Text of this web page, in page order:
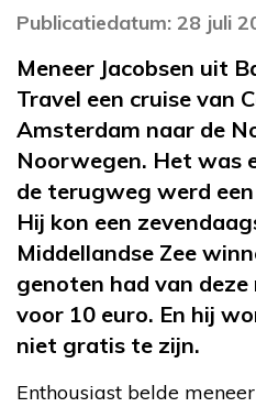
Publicatiedatum: 28 juli
Meneer Jacobsen uit
Travel een cruise van
Amsterdam naar de
Noorwegen. Het was
de terugweg werd
Hij kon een
Middellandse Zee
genoten had van
voor 10 euro. En hij
niet gratis te zijn.
Enthousiast belde